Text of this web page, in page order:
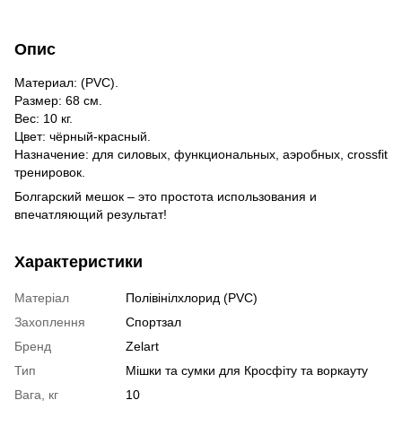
Опис
Материал: (PVC).
Размер: 68 см.
Вес: 10 кг.
Цвет: чёрный-красный.
Назначение: для силовых, функциональных, аэробных, crossfit
тренировок.
Болгарский мешок – это простота использования и
впечатляющий результат!
Характеристики
Матеріал
Полівінілхлорид (PVC)
Захоплення
Спортзал
Бренд
Zelart
Тип
Мішки та сумки для Кросфіту та воркауту
Вага, кг
10